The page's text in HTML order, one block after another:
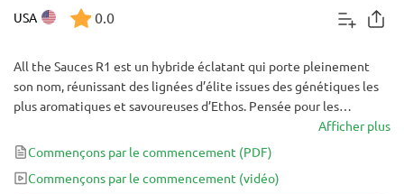
USA 0.0
All the Sauces R1 est un hybride éclatant qui porte pleinement
son nom, réunissant des lignées d’élite issues des génétiques les
plus aromatiques et savoureuses d’Ethos. Pensée pour les
cultivateurs en quête à la fois de saveurs intenses et d’effets
marqués, cette variété regorge de terpènes et de résine.
Attendez-vous à des arômes complexes mêlant bonbon et
carburant, une croissance végétative rapide, des rendements
Afficher plus
Commençons par le commencement (PDF)
Commençons par le commencement (vidéo)